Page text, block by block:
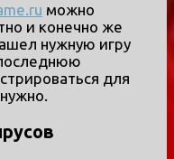
можно
и конечно же
нужную игру
для